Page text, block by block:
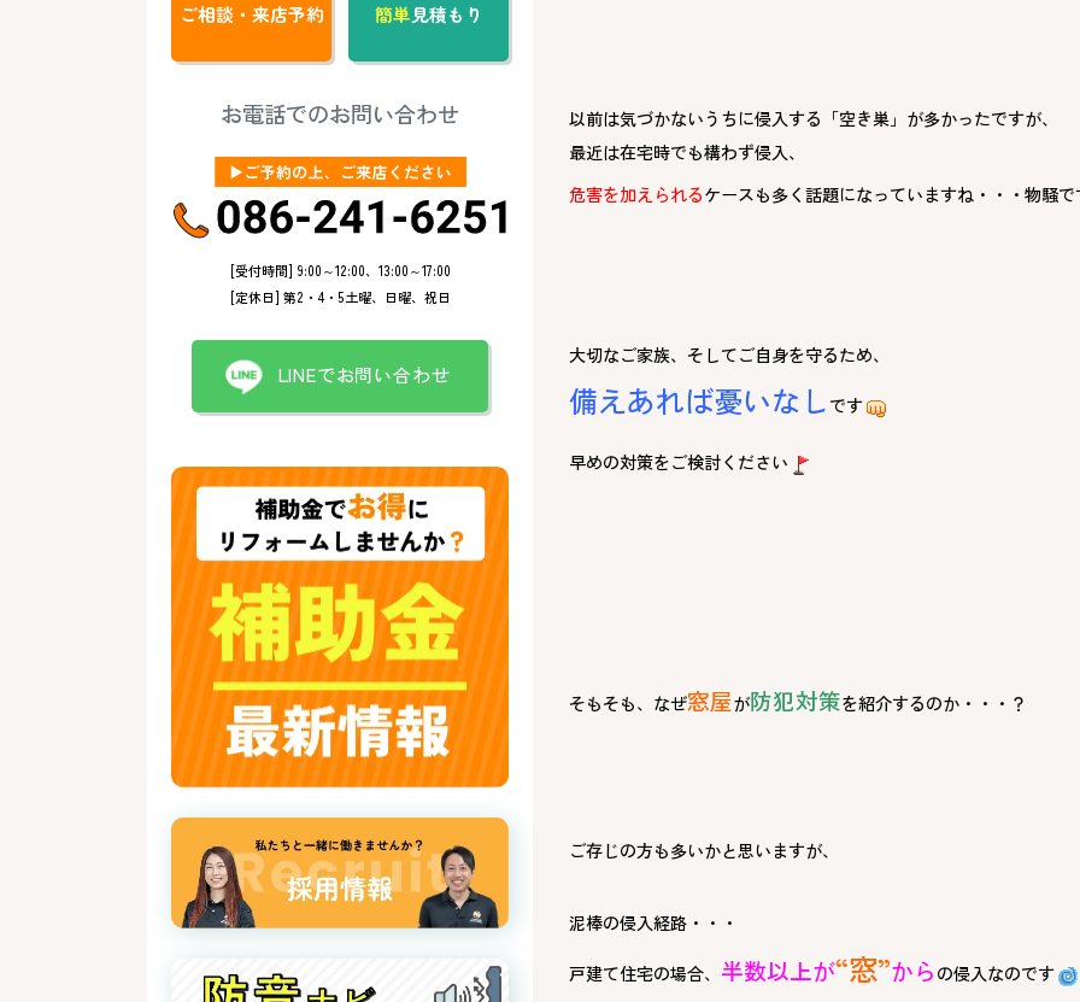
以前は気づかないうちに侵入する「空き巣」が多かったですが、
最近は在宅時でも構わず侵入、
危害を加えられるケースも多く話題になっていますね・・・物騒で
大切なご家族、そしてご自身を守るため、
備えあれば憂いなし です
早めの対策をご検討ください
そもそも、なぜ窓屋が防犯対策を紹介するのか・・・？
ご存じの方も多いかと思いますが、
泥棒の侵入経路・・・
戸建て住宅の場合、 半数以上が“窓”から の侵入なのです
ご相談・来店予約 簡単見積もり
お電話でのお問い合わせ
[受付時間] 9:00～12:00、13:00～17:00
[定休日] 第2・4・5土曜、日曜、祝日
LINEでお問い合わせ